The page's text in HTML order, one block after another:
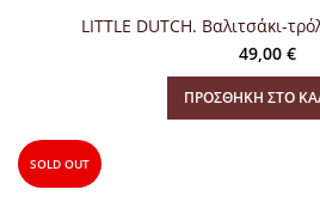
LITTLE DUTCH. Βαλιτσάκι-
49,00 €
ΠΡΟΣΘΉΚΗ ΣΤΟ
SOLD OUT